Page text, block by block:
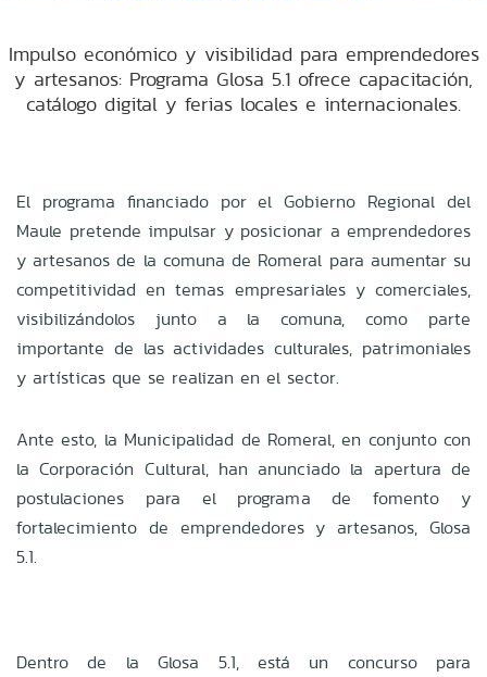
Impulso económico y visibilidad para emprendedores
y artesanos: Programa Glosa 5.1 ofrece capacitación,
catálogo digital y ferias locales e internacionales.
El programa financiado por el Gobierno Regional del
Maule pretende impulsar y posicionar a emprendedores
y artesanos de la comuna de Romeral para aumentar su
competitividad en temas empresariales y comerciales,
visibilizándolos junto a la comuna, como parte
importante de las actividades culturales, patrimoniales
y artísticas que se realizan en el sector.
Ante esto, la Municipalidad de Romeral, en conjunto con
la Corporación Cultural, han anunciado la apertura de
postulaciones para el programa de fomento y
fortalecimiento de emprendedores y artesanos, Glosa
5.1.
Dentro de la Glosa 5.1, está un concurso para